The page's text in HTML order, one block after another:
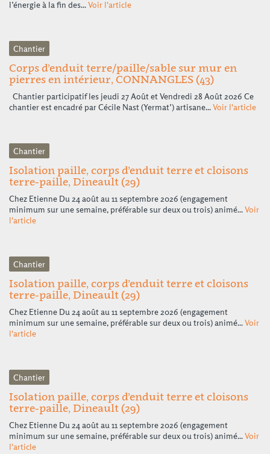
l’énergie à la fin des...Voir l'article
Chantier
Corps d’enduit terre/paille/sable sur mur en
pierres en intérieur, CONNANGLES (43)
Chantier participatif les jeudi 27 Août et Vendredi 28 Août 2026 Ce
chantier est encadré par Cécile Nast (Yermat’) artisane...Voir l'article
Chantier
Isolation paille, corps d’enduit terre et cloisons
terre-paille, Dineault (29)
Chez Etienne Du 24 août au 11 septembre 2026 (engagement
minimum sur une semaine, préférable sur deux ou trois) animé...Voir
l'article
Chantier
Isolation paille, corps d’enduit terre et cloisons
terre-paille, Dineault (29)
Chez Etienne Du 24 août au 11 septembre 2026 (engagement
minimum sur une semaine, préférable sur deux ou trois) animé...Voir
l'article
Chantier
Isolation paille, corps d’enduit terre et cloisons
terre-paille, Dineault (29)
Chez Etienne Du 24 août au 11 septembre 2026 (engagement
minimum sur une semaine, préférable sur deux ou trois) animé...Voir
l'article